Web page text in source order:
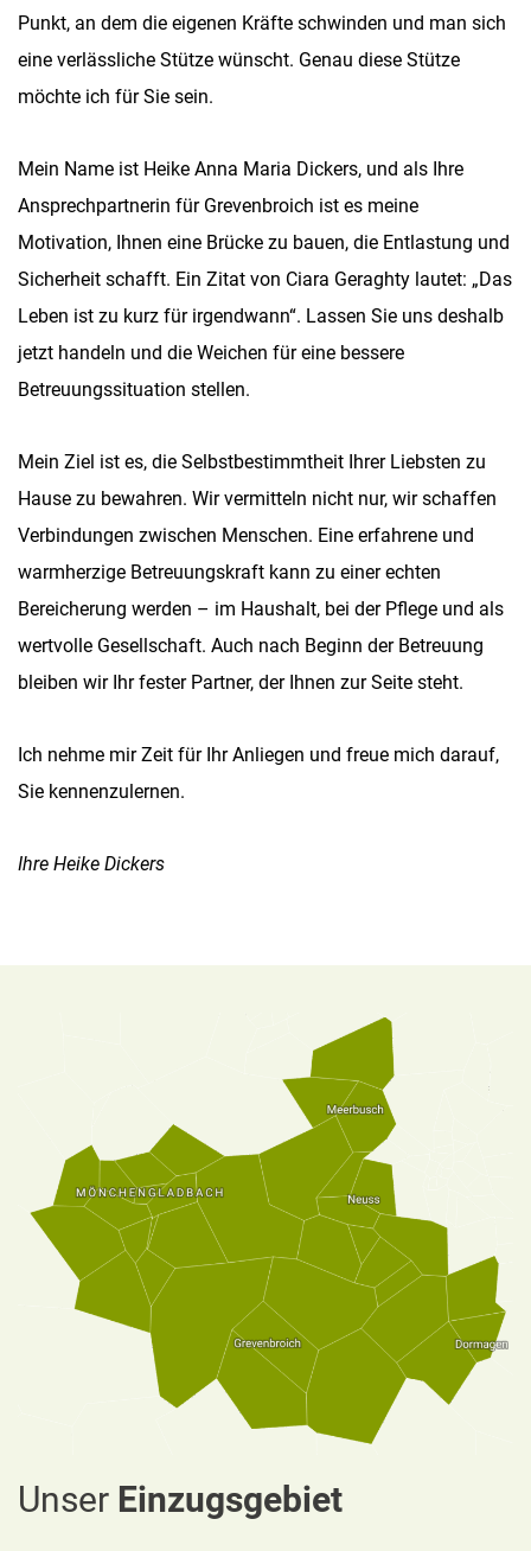
Punkt, an dem die eigenen Kräfte schwinden und man sich
eine verlässliche Stütze wünscht. Genau diese Stütze
möchte ich für Sie sein.
Mein Name ist Heike Anna Maria Dickers, und als Ihre
Ansprechpartnerin für Grevenbroich ist es meine
Motivation, Ihnen eine Brücke zu bauen, die Entlastung und
Sicherheit schafft. Ein Zitat von Ciara Geraghty lautet: „Das
Leben ist zu kurz für irgendwann“. Lassen Sie uns deshalb
jetzt handeln und die Weichen für eine bessere
Betreuungssituation stellen.
Mein Ziel ist es, die Selbstbestimmtheit Ihrer Liebsten zu
Hause zu bewahren. Wir vermitteln nicht nur, wir schaffen
Verbindungen zwischen Menschen. Eine erfahrene und
warmherzige Betreuungskraft kann zu einer echten
Bereicherung werden – im Haushalt, bei der Pflege und als
wertvolle Gesellschaft. Auch nach Beginn der Betreuung
bleiben wir Ihr fester Partner, der Ihnen zur Seite steht.
Ich nehme mir Zeit für Ihr Anliegen und freue mich darauf,
Sie kennenzulernen.
Ihre Heike Dickers
Unser Einzugsgebiet